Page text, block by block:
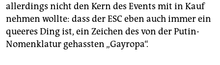
allerdings nicht den Kern des Events mit in Kauf
nehmen wollte: dass der ESC eben auch immer ein
queeres Ding ist, ein Zeichen des von der Putin-
Nomenklatur gehassten „Gayropa“.